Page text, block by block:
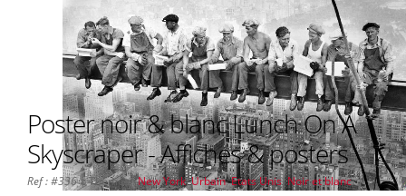
Poster noir & blanc Lunch On A
Skyscraper - Affiches & posters
Ref : #336| Thèmes :New York,Urbain,Etats Unis,Noir et blanc, |